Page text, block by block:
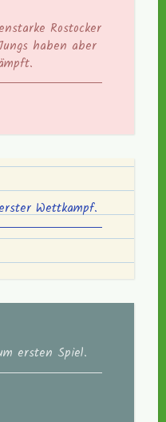
Rostocker
haben aber
Wettkampf.
ersten Spiel.